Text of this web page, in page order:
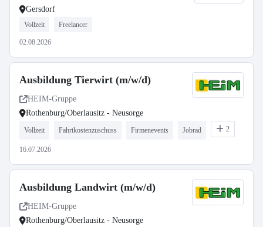
Gersdorf
Vollzeit Freelancer
02.08.2026
Ausbildung Tierwirt (m/w/d)
HEIM-Gruppe
Rothenburg/Oberlausitz - Neusorge
Vollzeit Fahrtkostenzuschuss Firmenevents Jobrad 2
16.07.2026
Ausbildung Landwirt (m/w/d)
HEIM-Gruppe
Rothenburg/Oberlausitz - Neusorge